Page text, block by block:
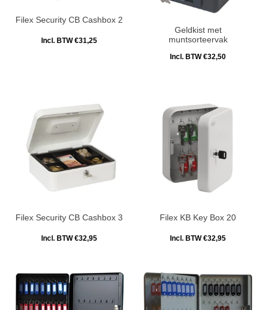
Filex Security CB Cashbox 2
Incl. BTW €31,25
Geldkist met
muntsorteervak
Incl. BTW €32,50
Filex Security CB Cashbox 3
Incl. BTW €32,95
Filex KB Key Box 20
Incl. BTW €32,95